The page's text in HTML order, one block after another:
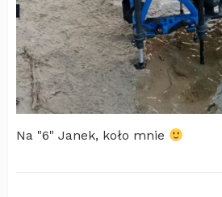
Na "6" Janek, koło mnie